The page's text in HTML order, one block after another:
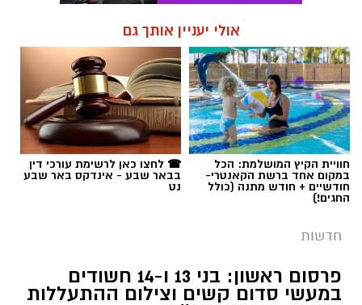
אולי יעניין אותך גם
חוויית הקיץ המושלמת: הכל
במקום אחד ברשת הקאנטרי-
חודשיים + חודש מתנה (כולל
החגים!)
☎ לחצו כאן לרשימת עורכי דין
בבאר שבע - אינדקס באר שבע
נט
חדשות
פרסום ראשון: בני 13 ו-14 חשודים
במעשי סדום קשים וצילום ההתעללות